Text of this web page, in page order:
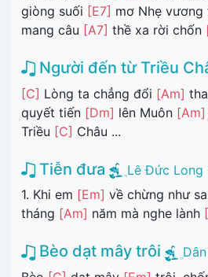
giòng suối [E7] mơ Nhẹ vương
mang câu [A7] thề xa rời chốn
Người đến từ Triều
[C] Lòng ta chẳng đổi [Am]
quyết tiến [Dm] lên Muôn [Am]
Triều [C] Châu ...
Tiễn đưa
Lê Đức Long
1. Khi em [Em] về chừng như
tháng [Am] năm mà nghe lành
Bèo dạt mây trôi